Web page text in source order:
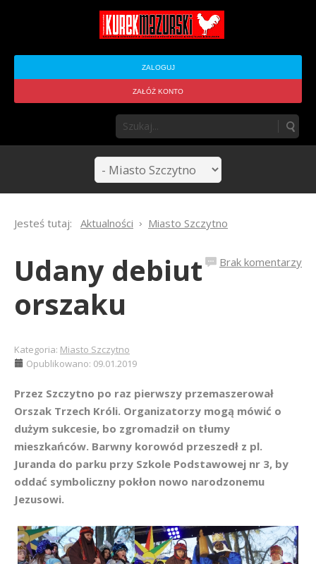
ZALOGUJ
ZAŁÓŻ KONTO
Jesteś tutaj: Aktualności Miasto Szczytno
Brak komentarzy
Udany debiut
orszaku
Kategoria: Miasto Szczytno
Opublikowano: 09.01.2019
Przez Szczytno po raz pierwszy przemaszerował
Orszak Trzech Króli. Organizatorzy mogą mówić o
dużym sukcesie, bo zgromadził on tłumy
mieszkańców. Barwny korowód przeszedł z pl.
Juranda do parku przy Szkole Podstawowej nr 3, by
oddać symboliczny pokłon nowo narodzonemu
Jezusowi.